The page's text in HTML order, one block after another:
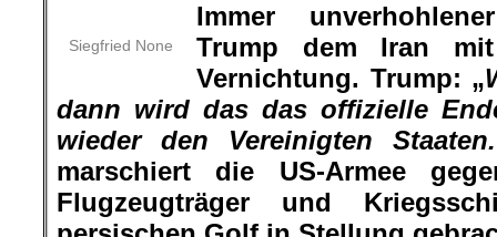
Siegfried None
Immer
Trump dem Iran
Vernichtung. Trump: „
dann wird das das offizielle
wieder den Vereinigten
marschiert die US-Armee
Flugzeugträger und